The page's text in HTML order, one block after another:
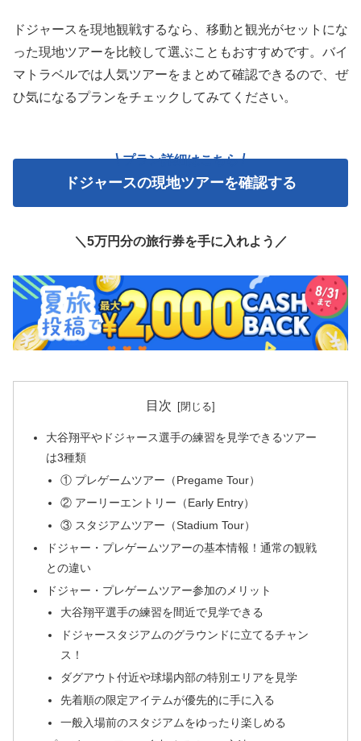
ドジャースを現地観戦するなら、移動と観光がセットにな
った現地ツアーを比較して選ぶこともおすすめです。バイ
マトラベルでは人気ツアーをまとめて確認できるので、ぜ
ひ気になるプランをチェックしてみてください。
プラン詳細はこちら
ドジャースの現地ツアーを確認する
＼5万円分の旅行券を手に入れよう／
目次
大谷翔平やドジャース選手の練習を見学できるツアー
は3種類
① プレゲームツアー（Pregame Tour）
② アーリーエントリー（Early Entry）
③ スタジアムツアー（Stadium Tour）
ドジャー・プレゲームツアーの基本情報！通常の観戦
との違い
ドジャー・プレゲームツアー参加のメリット
大谷翔平選手の練習を間近で見学できる
ドジャースタジアムのグラウンドに立てるチャン
ス！
ダグアウト付近や球場内部の特別エリアを見学
先着順の限定アイテムが優先的に手に入る
一般入場前のスタジアムをゆったり楽しめる